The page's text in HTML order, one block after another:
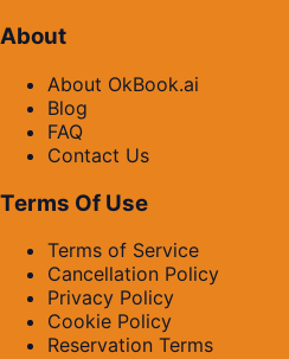
About
About OkBook.ai
Blog
FAQ
Contact Us
Terms Of Use
Terms of Service
Cancellation Policy
Privacy Policy
Cookie Policy
Reservation Terms